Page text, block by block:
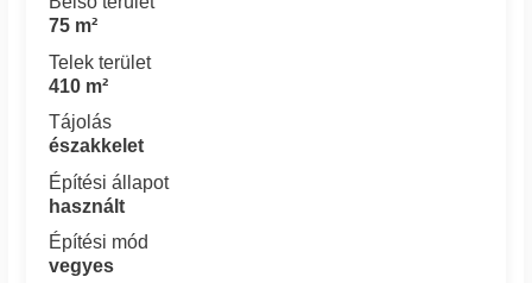
75 m²
Telek terület
410 m²
Tájolás
északkelet
Építési állapot
használt
Építési mód
vegyes